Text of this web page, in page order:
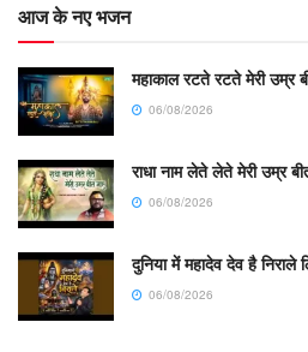
आज के नए भजन
महाकाल रटते रटते मेरी उम्र
06/08/2026
राधा नाम लेते लेते मेरी उम्र
06/08/2026
दुनिया में महादेव देव है निराले
06/08/2026